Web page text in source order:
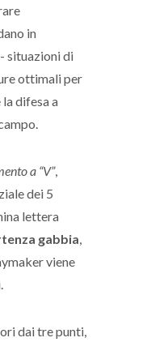
in
situazioni di
ottimali per
la difesa a
a “V”,
dei 5
lettera
gabbia
viene
dai tre punti,